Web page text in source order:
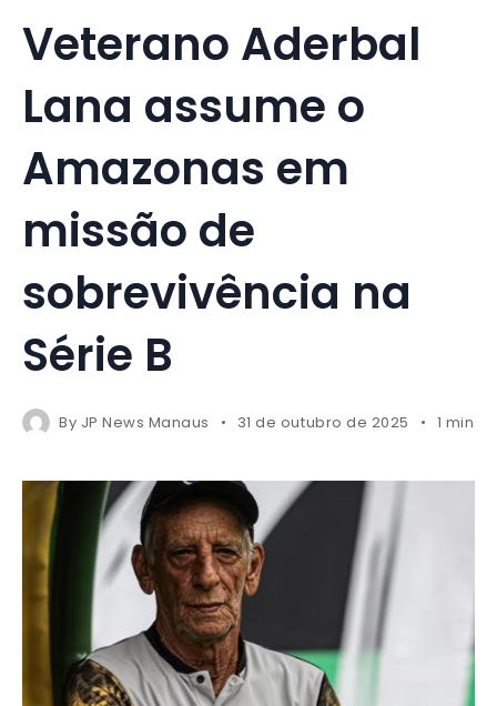
Veterano Aderbal
Lana assume o
Amazonas em
missão de
sobrevivência na
Série B
By JP News Manaus 31 de outubro de 2025 1 mins